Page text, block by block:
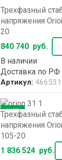
Трехфазный
напряжения
20
840 740 руб.
В наличии
Доставка по РФ
Артикул:
ХИТ
Трехфазный
напряжения
105-20
1 836 524 руб.